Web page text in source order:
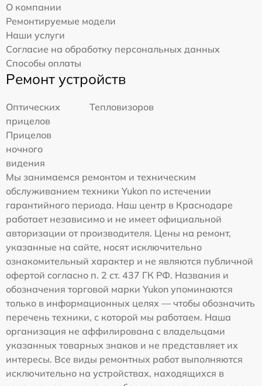
О компании
Ремонтируемые модели
Наши услуги
Согласие на обработку персональных данных
Способы оплаты
Ремонт устройств
Оптических
прицелов
Тепловизоров
Прицелов
ночного
видения
Мы занимаемся ремонтом и техническим
обслуживанием техники Yukon по истечении
гарантийного периода. Наш центр в Краснодаре
работает независимо и не имеет официальной
авторизации от производителя. Цены на ремонт,
указанные на сайте, носят исключительно
ознакомительный характер и не являются публичной
офертой согласно п. 2 ст. 437 ГК РФ. Названия и
обозначения торговой марки Yukon упоминаются
только в информационных целях — чтобы обозначить
перечень техники, с которой мы работаем. Наша
организация не аффилирована с владельцами
указанных товарных знаков и не представляет их
интересы. Все виды ремонтных работ выполняются
исключительно на устройствах, находящихся в